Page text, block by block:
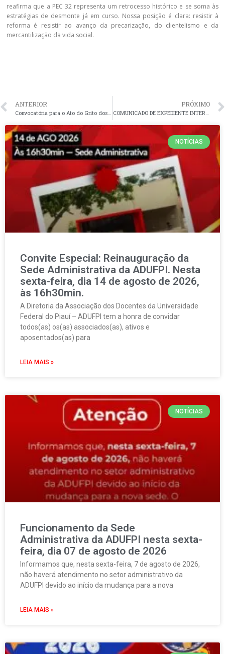
reafirma que a PEC 32 representa um retrocesso histórico e se soma às
estratégias de desmonte já em curso. Nossa posição é clara: resistir à
reforma é resistir ao avanço da precarização, do clientelismo e da
mercantilização da vida social.
ANTERIOR PRÓXIMO
NOTÍCIAS
Convite Especial: Reinauguração da
Sede Administrativa da ADUFPI. Nesta
sexta-feira, dia 14 de agosto de 2026,
às 16h30min.
A Diretoria da Associação dos Docentes da Universidade
Federal do Piauí – ADUFPI tem a honra de convidar
todos(as) os(as) associados(as), ativos e
aposentados(as) para
LEIA MAIS »
NOTÍCIAS
Funcionamento da Sede
Administrativa da ADUFPI nesta sexta-
feira, dia 07 de agosto de 2026
Informamos que, nesta sexta-feira, 7 de agosto de 2026,
não haverá atendimento no setor administrativo da
ADUFPI devido ao início da mudança para a nova
LEIA MAIS »